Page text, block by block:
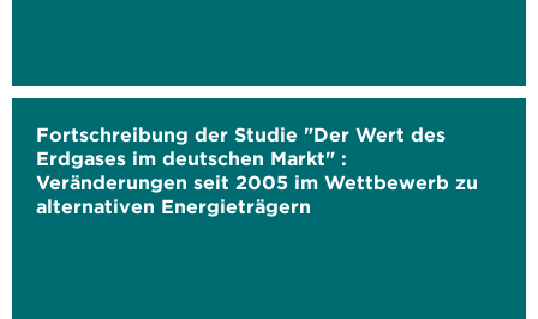
Fortschreibung der Studie "Der Wert des
Erdgases im deutschen Markt" :
Veränderungen seit 2005 im Wettbewerb zu
alternativen Energieträgern